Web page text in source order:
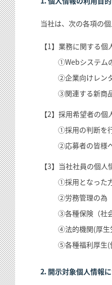
当社は、次の各項の
【1】業務に関する個
①Webシステム
②企業向けレン
③関連する新商
【2】採用希望者の個
①採用の判断を
②応募者の皆様
【3】当社社員の個人
①採用となった
②労務管理の為
③各種保険（社
④法的機関(厚生
⑤各種福利厚生(
2．開示対象個人情報